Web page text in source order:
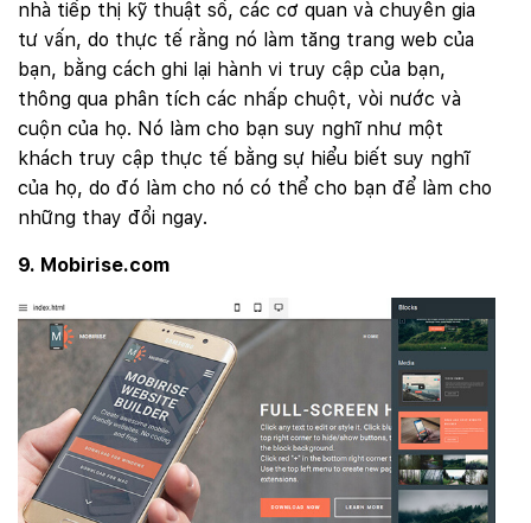
nhà tiếp thị kỹ thuật số, các cơ quan và chuyên gia
tư vấn, do thực tế rằng nó làm tăng trang web của
bạn, bằng cách ghi lại hành vi truy cập của bạn,
thông qua phân tích các nhấp chuột, vòi nước và
cuộn của họ. Nó làm cho bạn suy nghĩ như một
khách truy cập thực tế bằng sự hiểu biết suy nghĩ
của họ, do đó làm cho nó có thể cho bạn để làm cho
những thay đổi ngay.
9. Mobirise.com
Mobile:
Tài khoản đã đượcMona Mediacung cấp cho quý
khách qua hệ thống SMS tự động. Nếu cần hỗ trợ thêm
xin vui lòng gọi
1900 636 648